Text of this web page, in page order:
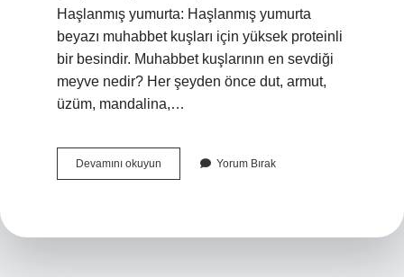
Haşlanmış yumurta: Haşlanmış yumurta
beyazı muhabbet kuşları için yüksek proteinli
bir besindir. Muhabbet kuşlarının en sevdiği
meyve nedir? Her şeyden önce dut, armut,
üzüm, mandalina,…
Devamını okuyun
Hangi
Yorum Bırak